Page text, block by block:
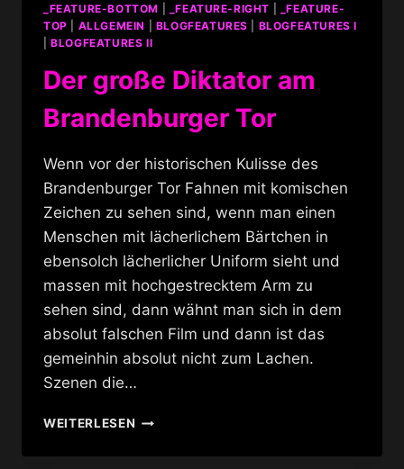
_FEATURE-BOTTOM _FEATURE-RIGHT
_FEATURE-
TOP
ALLGEMEIN BLOGFEATURES
BLOGFEATURES I
|BLOGFEATURES II
Der große Diktator am
Brandenburger Tor
Wenn vor der historischen Kulisse des
Brandenburger Tor Fahnen mit komischen
Zeichen zu sehen sind, wenn man einen
Menschen mit lächerlichem Bärtchen in
ebensolch lächerlicher Uniform sieht und
massen mit hochgestrecktem Arm zu
sehen sind, dann wähnt man sich in dem
absolut falschen Film und dann ist das
gemeinhin absolut nicht zum Lachen.
Szenen die…
WEITERLESENDER
IKTATOR A